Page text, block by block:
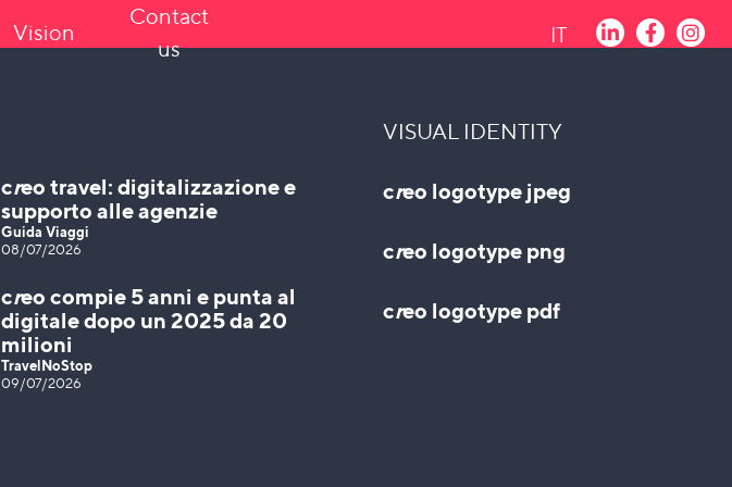
Vision
Contact
us
IT
creo travel: digitalizzazione e
supporto alle agenzie
Guida Viaggi
08/07/2026
creo compie 5 anni e punta al
digitale dopo un 2025 da 20
milioni
TravelNoStop
09/07/2026
VISUAL IDENTITY
creo logotype jpeg
creo logotype png
creo logotype pdf